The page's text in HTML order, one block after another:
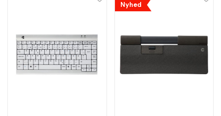
Nyhed